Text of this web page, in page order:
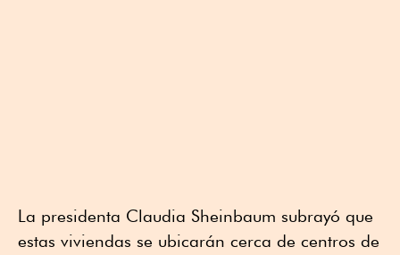
La presidenta Claudia Sheinbaum subrayó que
estas viviendas se ubicarán cerca de centros de